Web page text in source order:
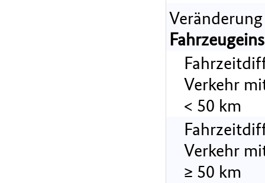
Verkehr
< 50 km
Verkehr
≥ 50 km